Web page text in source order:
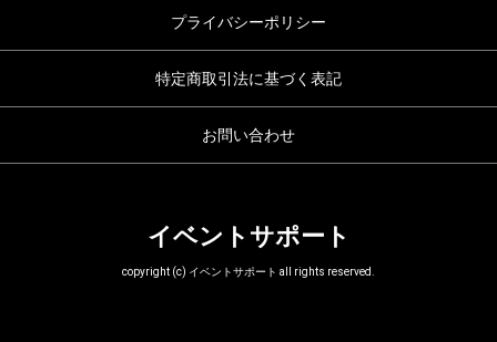
プライバシーポリシー
特定商取引法に基づく表記
お問い合わせ
イベントサポート
copyright (c) イベントサポート all rights reserved.